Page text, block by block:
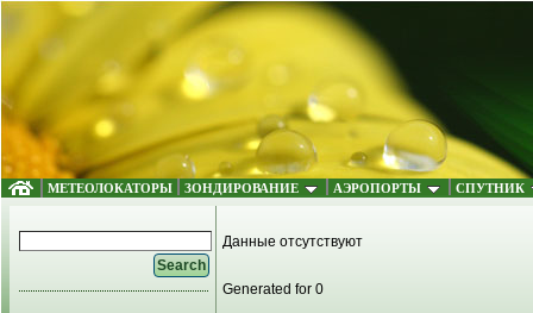
МЕТЕОЛОКАТОРЫ ЗОНДИРОВАНИЕ АЭРОПОРТЫ СПУТНИК
Данные отсутствуют
Generated for 0